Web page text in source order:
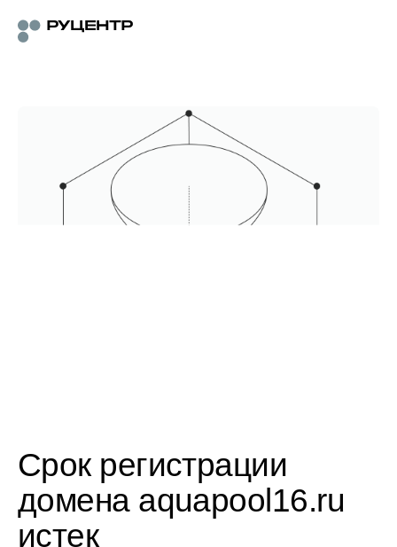
Срок регистрации
домена aquapool16.ru
истек